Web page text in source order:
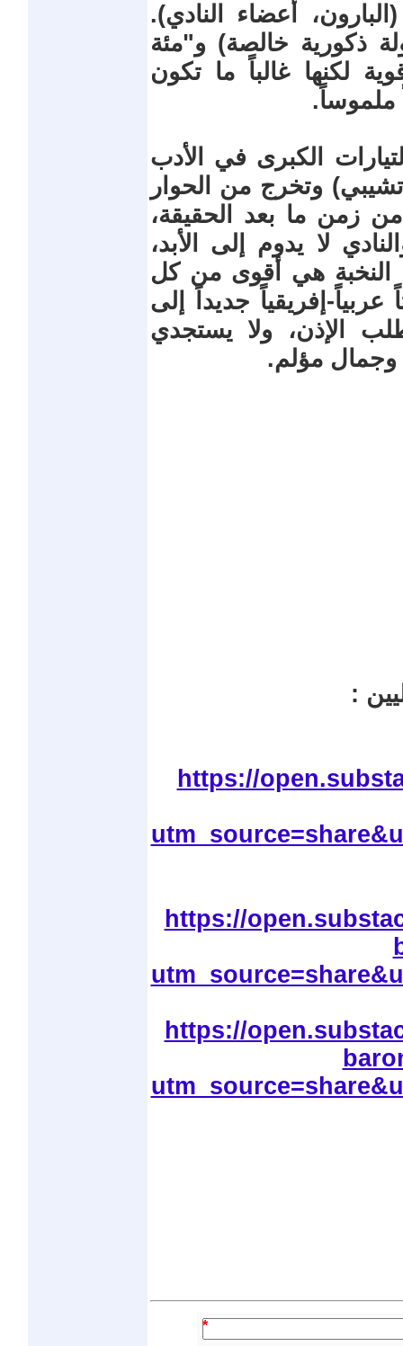
أعضاء النادي).
ذكورية خالصة) و"مئة
لكنها غالباً ما تكون
ملموساً.
الكبرى في الأدب
وتخرج من الحوار
زمن ما بعد الحقيقة،
لا يدوم إلى الأبد،
النخبة هي أقوى من كل
إفريقياً جديداً إلى
الإذن، ولا يستجدي
وجمال مؤلم.
:
https://
https://
https://
*